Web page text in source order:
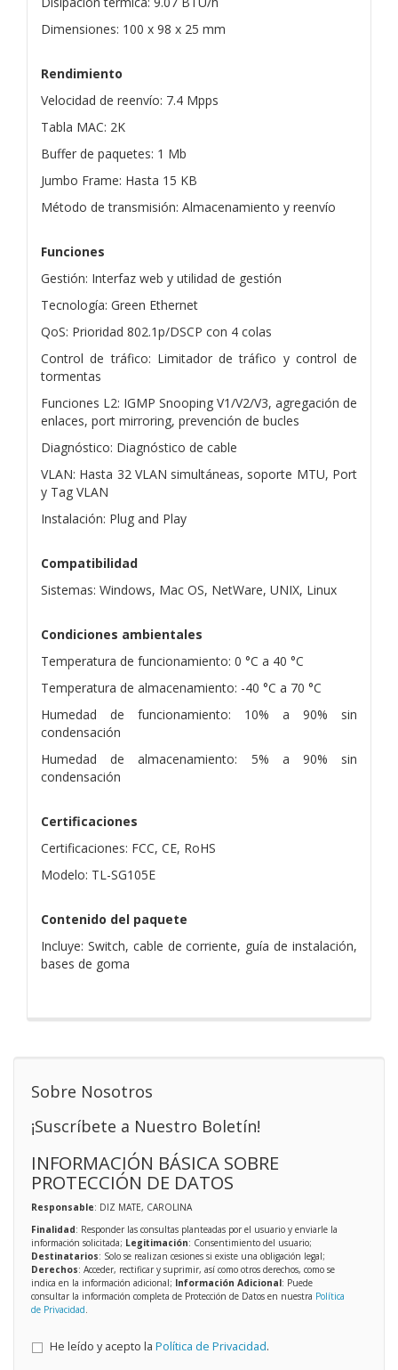
Dimensiones: 100 x 98 x 25 mm
Rendimiento
Velocidad de reenvío: 7.4 Mpps
Tabla MAC: 2K
Buffer de paquetes: 1 Mb
Jumbo Frame: Hasta 15 KB
Método de transmisión: Almacenamiento y reenvío
Funciones
Gestión: Interfaz web y utilidad de gestión
Tecnología: Green Ethernet
QoS: Prioridad 802.1p/DSCP con 4 colas
Control de tráfico: Limitador de tráfico y control de
tormentas
Funciones L2: IGMP Snooping V1/V2/V3, agregación de
enlaces, port mirroring, prevención de bucles
Diagnóstico: Diagnóstico de cable
VLAN: Hasta 32 VLAN simultáneas, soporte MTU, Port
y Tag VLAN
Instalación: Plug and Play
Compatibilidad
Sistemas: Windows, Mac OS, NetWare, UNIX, Linux
Condiciones ambientales
Temperatura de funcionamiento: 0 °C a 40 °C
Temperatura de almacenamiento: -40 °C a 70 °C
Humedad de funcionamiento: 10% a 90% sin
condensación
Humedad de almacenamiento: 5% a 90% sin
condensación
Certificaciones
Certificaciones: FCC, CE, RoHS
Modelo: TL-SG105E
Contenido del paquete
Incluye: Switch, cable de corriente, guía de instalación,
bases de goma
Sobre Nosotros
¡Suscríbete a Nuestro Boletín!
INFORMACIÓN BÁSICA SOBRE
PROTECCIÓN DE DATOS
Responsable: DIZ MATE, CAROLINA
Finalidad: Responder las consultas planteadas por el usuario y enviarle la
información solicitada; Legitimación: Consentimiento del usuario;
Destinatarios: Solo se realizan cesiones si existe una obligación legal;
Derechos: Acceder, rectificar y suprimir, así como otros derechos, como se
indica en la información adicional; Información Adicional: Puede
consultar la información completa de Protección de Datos en nuestra Política
de Privacidad
He leído y acepto la Política de Privacidad.